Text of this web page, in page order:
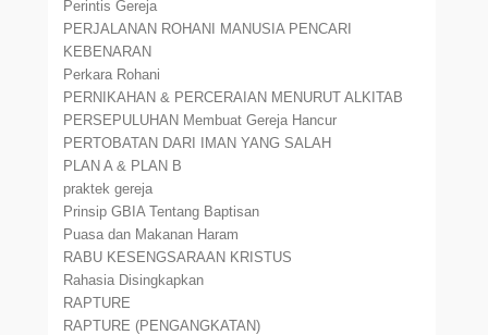
Perintis Gereja
PERJALANAN ROHANI MANUSIA PENCARI
KEBENARAN
Perkara Rohani
PERNIKAHAN & PERCERAIAN MENURUT ALKITAB
PERSEPULUHAN Membuat Gereja Hancur
PERTOBATAN DARI IMAN YANG SALAH
PLAN A & PLAN B
praktek gereja
Prinsip GBIA Tentang Baptisan
Puasa dan Makanan Haram
RABU KESENGSARAAN KRISTUS
Rahasia Disingkapkan
RAPTURE
RAPTURE (PENGANGKATAN)